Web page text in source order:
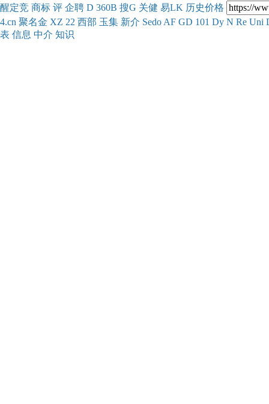
醒定竞 商标 评 企聘 D 360B 搜G 关健 易LK 历史价格
4.cn 聚名金 XZ 22 西部 玉集 新介 Sedo AF GD 101 Dy N Re Uni
表 信息 中介 知识